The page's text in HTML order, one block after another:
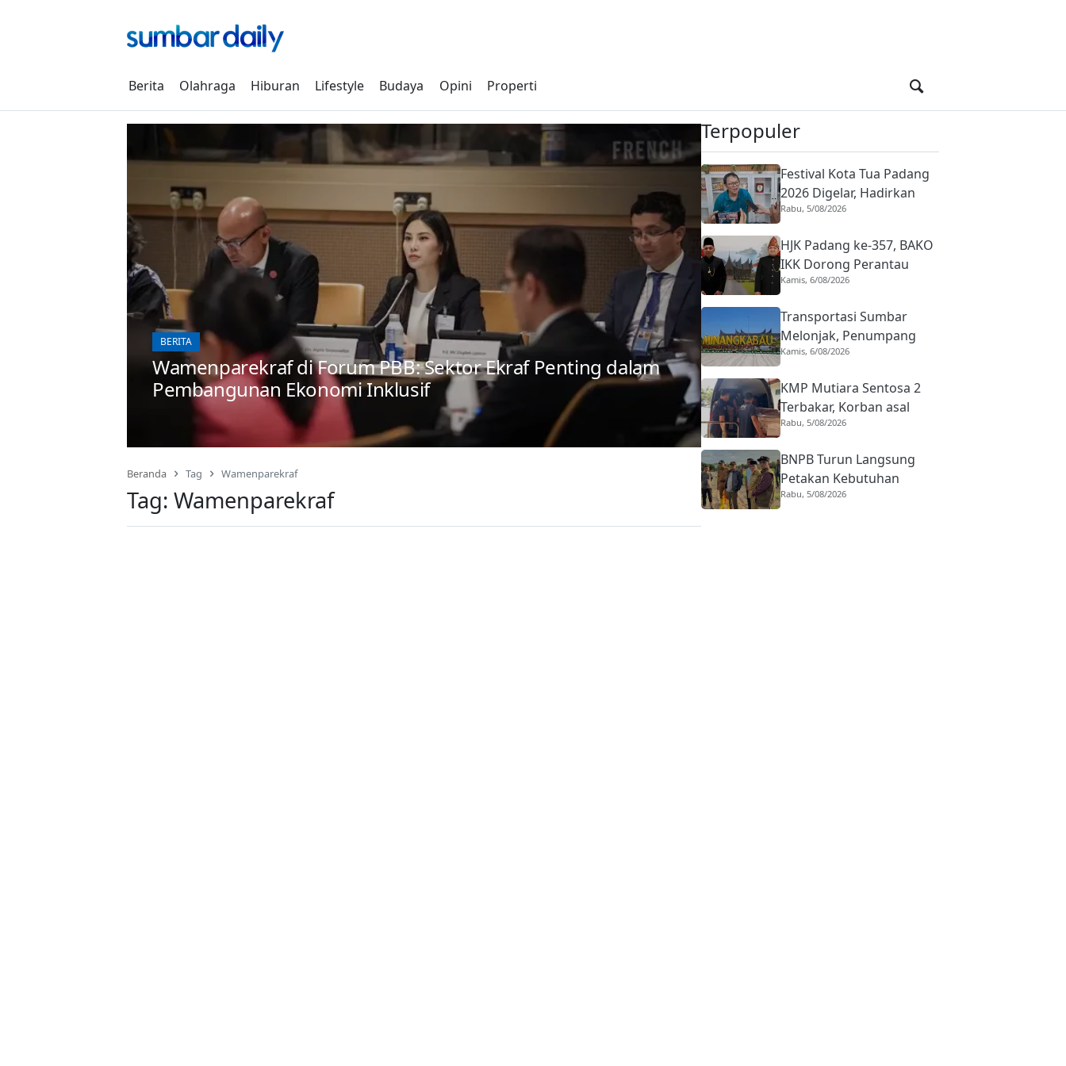
Berita Olahraga Hiburan Lifestyle Budaya Opini Properti
BERITA
Wamenparekraf di Forum PBB: Sektor Ekraf Penting dalam
Pembangunan Ekonomi Inklusif
Beranda Tag Wamenparekraf
Tag: Wamenparekraf
Terpopuler
Festival Kota Tua Padang
2026 Digelar, Hadirkan
Peserta Barongsai dari
Rabu, 5/08/2026
HJK Padang ke-357, BAKO
IKK Dorong Perantau
Perkuat Budaya hingga
Kamis, 6/08/2026
Transportasi Sumbar
Melonjak, Penumpang
Pesawat Domestik dari
Persen
Kamis, 6/08/2026
KMP Mutiara Sentosa 2
Terbakar, Korban asal
Sumbar Rino Eka Putra
Rabu, 5/08/2026
BNPB Turun Langsung
Petakan Kebutuhan
Penanganan Pasca Banjir
Rabu, 5/08/2026